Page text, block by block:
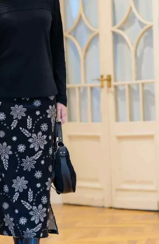
ネックレス
定番スムース